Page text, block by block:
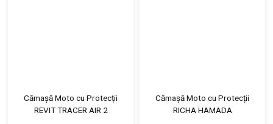
Cămașă Moto cu Protecții
REVIT TRACER AIR 2
Cămașă Moto cu Protecții
RICHA HAMADA